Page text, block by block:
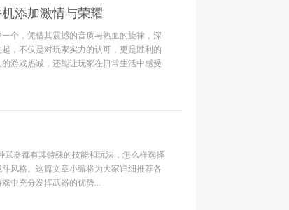
添加激情与荣耀
个，凭借其震撼的音质与热血的旋律，深
，不仅是对玩家实力的认可，更是胜利的
游戏热诚，还能让玩家在日常生活中感受
武器都有其特殊的技能和玩法，怎么样选择
风格。这篇文章小编将为大家详细推荐各
中充分发挥武器的优势...